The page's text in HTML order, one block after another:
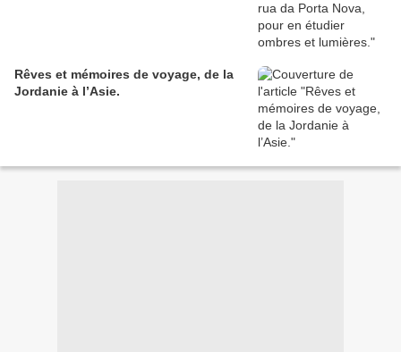
Rêves et mémoires de voyage, de la
Jordanie à l’Asie.